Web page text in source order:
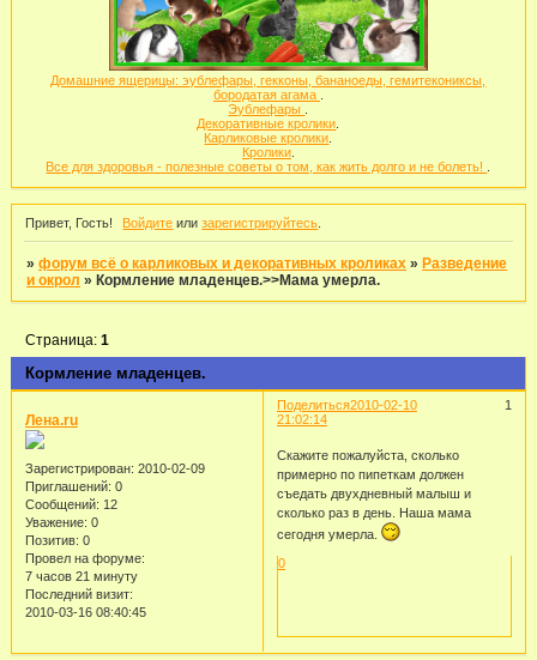
Домашние ящерицы: эублефары, гекконы, бананоеды, гемитекониксы,
бородатая агама
Эублефары
Декоративные кролики
Карликовые кролики
Кролики.
Все для здоровья - полезные советы о том, как жить долго и не болеть!
Привет, Гость! Войдите илизарегистрируйтесь
»форум всё о карликовых и декоративных кроликах » Разведение
и окрол » Кормление младенцев.>>Мама умерла.
Кормление младенцев.
Страница:1
Поделиться 1
2010-02-10
21:02:14
Лена.ru
Зарегистрирован: 2010-02-09
Приглашений: 0
Сообщений: 12
Уважение: 0
Позитив: 0
Провел на форуме:
7 часов 21 минуту
Последний визит:
2010-03-16 08:40:45
Скажите пожалуйста, сколько
примерно по пипеткам должен
съедать двухдневный малыш и
сколько раз в день. Наша мама
сегодня умерла.
0